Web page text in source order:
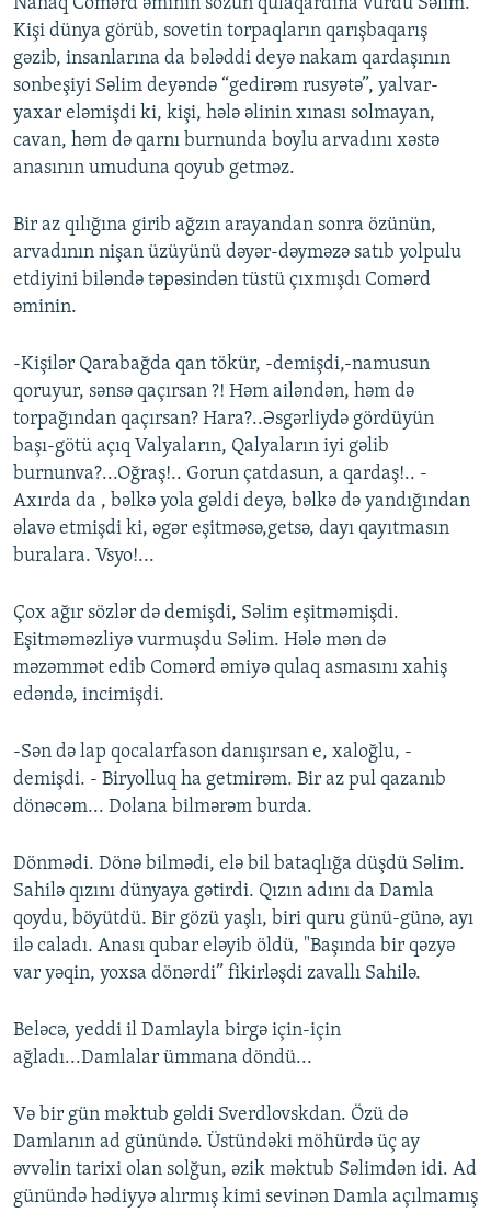
Nahaq Comərd əminin sözün qulaqardına vurdu Səlim.
Kişi dünya görüb, sovetin torpaqların qarışbaqarış
gəzib, insanlarına da bələddi deyə nakam qardaşının
sonbeşiyi Səlim deyəndə “gedirəm rusyətə”, yalvar-
yaxar eləmişdi ki, kişi, hələ əlinin xınası solmayan,
cavan, həm də qarnı burnunda boylu arvadını xəstə
anasının umuduna qoyub getməz.
Bir az qılığına girib ağzın arayandan sonra özünün,
arvadının nişan üzüyünü dəyər-dəyməzə satıb yolpulu
etdiyini biləndə təpəsindən tüstü çıxmışdı Comərd
əminin.
-Kişilər Qarabağda qan tökür, -demişdi,-namusun
qoruyur, sənsə qaçırsan ?! Həm ailəndən, həm də
torpağından qaçırsan? Hara?..Əsgərliydə gördüyün
başı-götü açıq Valyaların, Qalyaların iyi gəlib
burnunva?...Oğraş!.. Gorun çatdasun, a qardaş!.. -
Axırda da , bəlkə yola gəldi deyə, bəlkə də yandığından
əlavə etmişdi ki, əgər eşitməsə,getsə, dayı qayıtmasın
buralara. Vsyo!...
Çox ağır sözlər də demişdi, Səlim eşitməmişdi.
Eşitməməzliyə vurmuşdu Səlim. Hələ mən də
məzəmmət edib Comərd əmiyə qulaq asmasını xahiş
edəndə, incimişdi.
-Sən də lap qocalarfason danışırsan e, xaloğlu, -
demişdi. - Biryolluq ha getmirəm. Bir az pul qazanıb
dönəcəm... Dolana bilmərəm burda.
Dönmədi. Dönə bilmədi, elə bil bataqlığa düşdü Səlim.
Sahilə qızını dünyaya gətirdi. Qızın adını da Damla
qoydu, böyütdü. Bir gözü yaşlı, biri quru günü-günə, ayı
ilə caladı. Anası qubar eləyib öldü, "Başında bir qəzyə
var yəqin, yoxsa dönərdi” fikirləşdi zavallı Sahilə.
Beləcə, yeddi il Damlayla birgə için-için
ağladı...Damlalar ümmana döndü...
Və bir gün məktub gəldi Sverdlovskdan. Özü də
Damlanın ad günündə. Üstündəki möhürdə üç ay
əvvəlin tarixi olan solğun, əzik məktub Səlimdən idi. Ad
günündə hədiyyə alırmış kimi sevinən Damla açılmamış